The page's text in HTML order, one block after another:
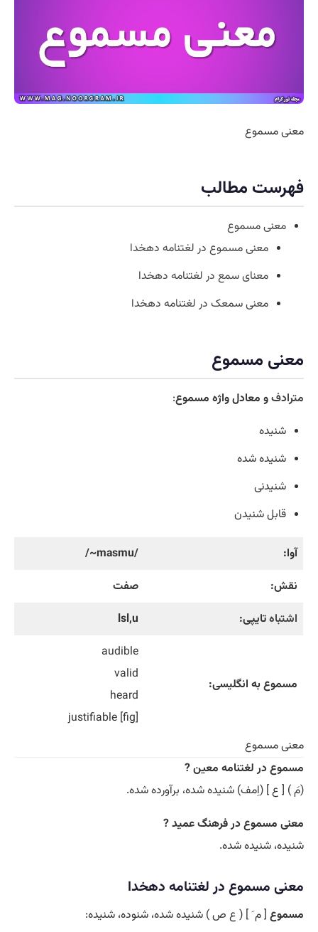
معنی مسموع
فهرست مطالب
معنی مسموع
معنی مسموع در لغتنامه دهخدا
معنای سمع در لغتنامه دهخدا
معنی سمعک در لغتنامه دهخدا
معنی مسموع
مترادفو معادل واژه مسموع:
شنیده
شنیده شده
شنیدنی
قابل شنیدن
آوا:
/masmu~/
نقش:
صفت
اشتباهتایپی: lsl,u
مسموع به انگلیسی:
audible
valid
heard
[fig] justifiable
معنی مسموع
مسموع در لغتنامه معین ?
(مَ ) [ ع ] (اِمف) شنیده شده، برآورده شده.
معنی مسموع در فرهنگ عمید ?
شنیده، شنیده شده.
معنی مسموع در لغتنامه دهخدا
مسموع [ م َ ] ( ع ص ) شنیده شده، شنوده، شنیده: